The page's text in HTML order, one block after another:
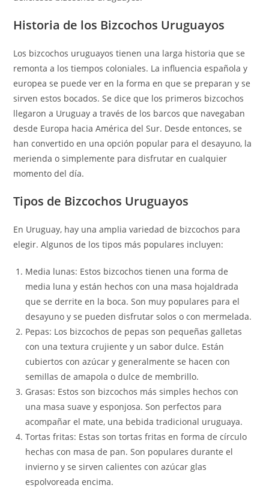
Historia de los Bizcochos Uruguayos
Los bizcochos uruguayos tienen una larga historia que se
remonta a los tiempos coloniales. La influencia española y
europea se puede ver en la forma en que se preparan y se
sirven estos bocados. Se dice que los primeros bizcochos
llegaron a Uruguay a través de los barcos que navegaban
desde Europa hacia América del Sur. Desde entonces, se
han convertido en una opción popular para el desayuno, la
merienda o simplemente para disfrutar en cualquier
momento del día.
Tipos de Bizcochos Uruguayos
En Uruguay, hay una amplia variedad de bizcochos para
elegir. Algunos de los tipos más populares incluyen:
Media lunas: Estos bizcochos tienen una forma de
media luna y están hechos con una masa hojaldrada
que se derrite en la boca. Son muy populares para el
desayuno y se pueden disfrutar solos o con mermelada.
Pepas: Los bizcochos de pepas son pequeñas galletas
con una textura crujiente y un sabor dulce. Están
cubiertos con azúcar y generalmente se hacen con
semillas de amapola o dulce de membrillo.
Grasas: Estos son bizcochos más simples hechos con
una masa suave y esponjosa. Son perfectos para
acompañar el mate, una bebida tradicional uruguaya.
Tortas fritas: Estas son tortas fritas en forma de círculo
hechas con masa de pan. Son populares durante el
invierno y se sirven calientes con azúcar glas
espolvoreada encima.